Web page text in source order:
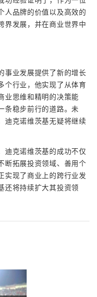
人品牌的价值以及高效的
界发展，并在商业世界中
事业发展提供了新的增长
个行业，他实现了从体育
业思维和精明的决策能
条稳步前行的道路。未
迪克诺维茨基无疑将继续
迪克诺维茨基的成功不仅
断拓展投资领域、善用个
实现了商业上的跨行业发
还将持续扩大其投资领